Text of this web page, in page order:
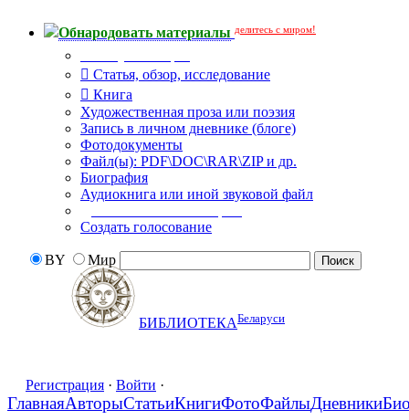
Обнародовать материалы делитесь с миром!
Статья, обзор, исследование
Книга
Художественная проза или поэзия
Запись в личном дневнике (блоге)
Фотодокументы
Файл(ы): PDF\DOC\RAR\ZIP и др.
Биография
Аудиокнига или иной звуковой файл
Создать голосование
BY Мир
БИБЛИОТЕКАБеларуси
Регистрация · Войти ·
ГлавнаяАвторыСтатьиКнигиФотоФайлыДневники